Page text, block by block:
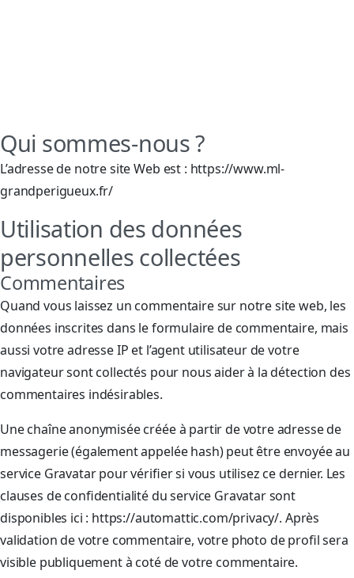
Qui sommes-nous ?
L’adresse de notre site Web est : https://www.ml-
grandperigueux.fr/
Utilisation des données
personnelles collectées
Commentaires
Quand vous laissez un commentaire sur notre site web, les
données inscrites dans le formulaire de commentaire, mais
aussi votre adresse IP et l’agent utilisateur de votre
navigateur sont collectés pour nous aider à la détection des
commentaires indésirables.
Une chaîne anonymisée créée à partir de votre adresse de
messagerie (également appelée hash) peut être envoyée au
service Gravatar pour vérifier si vous utilisez ce dernier. Les
clauses de confidentialité du service Gravatar sont
disponibles ici : https://automattic.com/privacy/. Après
validation de votre commentaire, votre photo de profil sera
visible publiquement à coté de votre commentaire.